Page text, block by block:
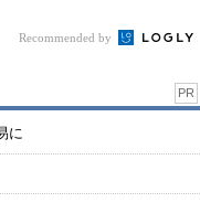
Recommended by
PR
に